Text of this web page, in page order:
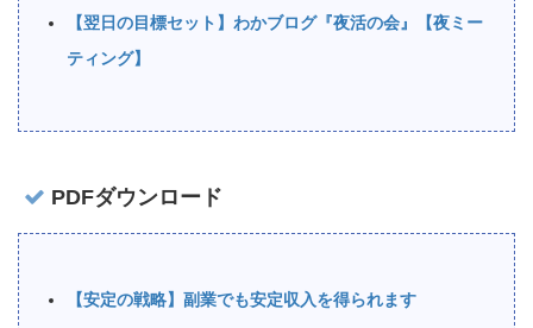
【翌日の目標セット】わかブログ『夜活の会』【夜ミー
ティング】
PDFダウンロード
【安定の戦略】副業でも安定収入を得られます